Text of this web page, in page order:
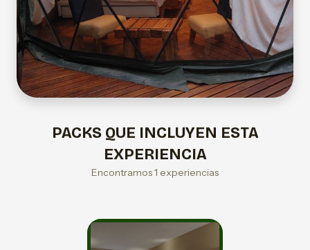
PACKS QUE INCLUYEN ESTA
EXPERIENCIA
Encontramos 1 experiencias